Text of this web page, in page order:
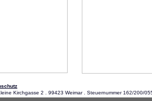
Kirchgasse 2 . 99423 Weimar . Steuernummer 162/200/